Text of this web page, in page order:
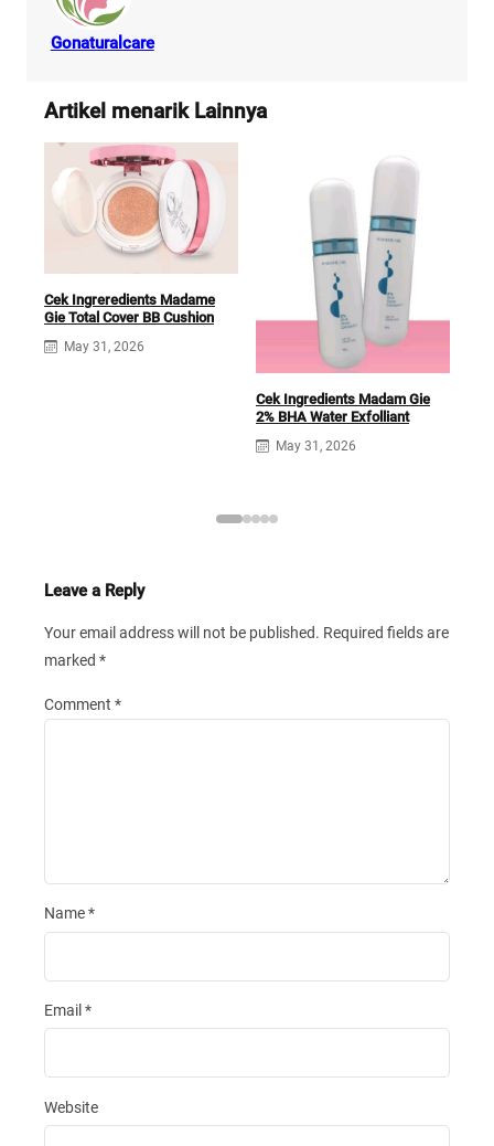
Gonaturalcare
Artikel menarik Lainnya
Cek Ingreredients Madame
Gie Total Cover BB Cushion
May 31, 2026
Cek Ingredients Madam Gie
2% BHA Water Exfolliant
May 31, 2026
Leave a Reply
Your email address will not be published. Required fields are
marked *
Comment *
Name*
Email *
Website